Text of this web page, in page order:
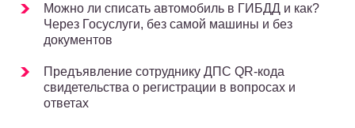
Можно ли списать автомобиль в ГИБДД и как?
Через Госуслуги, без самой машины и без
документов
Предъявление сотруднику ДПС QR-кода
свидетельства о регистрации в вопросах и
ответах